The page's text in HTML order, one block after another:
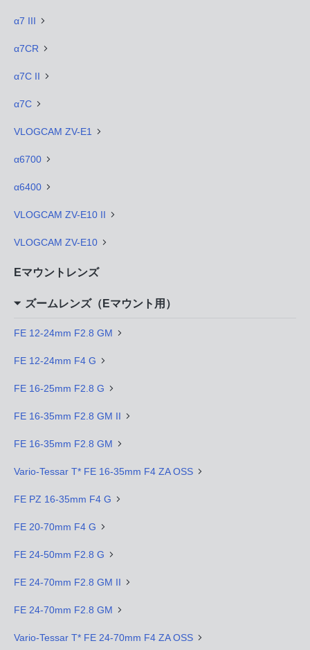
α7 III
α7CR
α7C II
α7C
VLOGCAM ZV-E1
α6700
α6400
VLOGCAM ZV-E10 II
VLOGCAM ZV-E10
Eマウントレンズ
ズームレンズ（Eマウント用）
FE 12-24mm F2.8 GM
FE 12-24mm F4 G
FE 16-25mm F2.8 G
FE 16-35mm F2.8 GM II
FE 16-35mm F2.8 GM
Vario-Tessar T* FE 16-35mm F4 ZA OSS
FE PZ 16-35mm F4 G
FE 20-70mm F4 G
FE 24-50mm F2.8 G
FE 24-70mm F2.8 GM II
FE 24-70mm F2.8 GM
Vario-Tessar T* FE 24-70mm F4 ZA OSS